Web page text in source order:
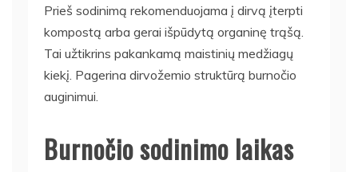
Prieš sodinimą rekomenduojama į dirvą įterpti
kompostą arba gerai išpūdytą organinę trąšą.
Tai užtikrins pakankamą maistinių medžiagų
kiekį. Pagerina dirvožemio struktūrą burnočio
auginimui.
Burnočio sodinimo laikas